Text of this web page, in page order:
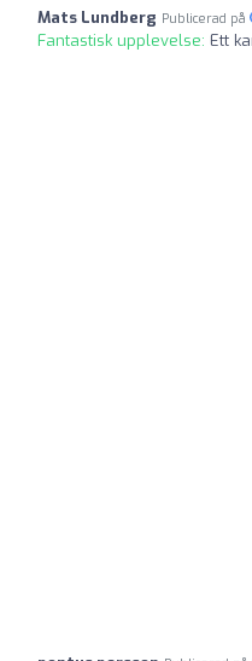
Mats Lundberg Publicerad på
Fantastisk upplevelse: Ett